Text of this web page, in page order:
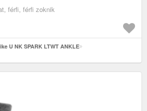
férfi, férfi zoknik
U NK SPARK LTWT ANKLE